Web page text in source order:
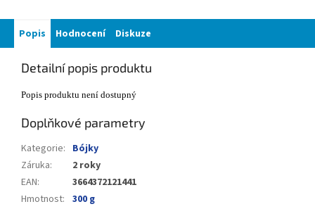
Popis Hodnocení Diskuze
Detailní popis produktu
Popis produktu není dostupný
Doplňkové parametry
Kategorie: Bójky
Záruka:
2 roky
EAN:
3664372121441
Hmotnost: 300 g